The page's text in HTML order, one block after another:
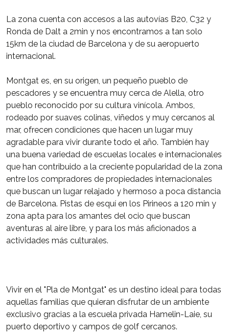
La zona cuenta con accesos a las autovías B20, C32 y
Ronda de Dalt a 2min y nos encontramos a tan solo
15km de la ciudad de Barcelona y de su aeropuerto
internacional.
Montgat es, en su origen, un pequeño pueblo de
pescadores y se encuentra muy cerca de Alella, otro
pueblo reconocido por su cultura vinícola. Ambos,
rodeado por suaves colinas, viñedos y muy cercanos al
mar, ofrecen condiciones que hacen un lugar muy
agradable para vivir durante todo el año. También hay
una buena variedad de escuelas locales e internacionales
que han contribuido a la creciente popularidad de la zona
entre los compradores de propiedades internacionales
que buscan un lugar relajado y hermoso a poca distancia
de Barcelona. Pistas de esquí en los Pirineos a 120 min y
zona apta para los amantes del ocio que buscan
aventuras al aire libre, y para los más aficionados a
actividades más culturales.
Vivir en el "Pla de Montgat" es un destino ideal para todas
aquellas familias que quieran disfrutar de un ambiente
exclusivo gracias a la escuela privada Hamelin-Laie, su
puerto deportivo y campos de golf cercanos.